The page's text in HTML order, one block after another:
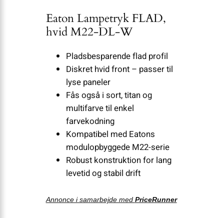
Eaton Lampetryk FLAD,
hvid M22-DL-W
Pladsbesparende flad profil
Diskret hvid front – passer til
lyse paneler
Fås også i sort, titan og
multifarve til enkel
farvekodning
Kompatibel med Eatons
modulopbyggede M22-serie
Robust konstruktion for lang
levetid og stabil drift
Annonce i samarbejde med PriceRunner